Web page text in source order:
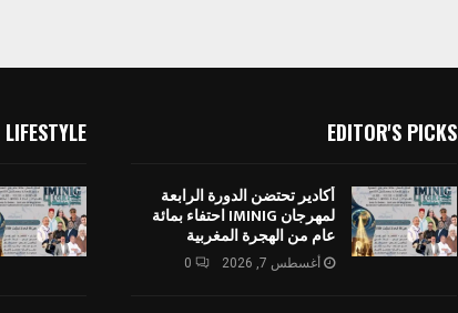
EDITOR'S PICKS
أكادير تحتضن الدورة الرابعة
لمهرجان IMINIG احتفاء بمائة
عام من الهجرة المغربية
أغسطس 7, 2026 0
LIFESTYLE